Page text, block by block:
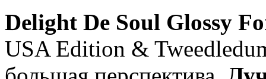
Delight De Soul Glossy
USA Edition &